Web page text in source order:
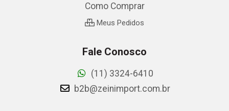
Como Comprar
Meus Pedidos
Fale Conosco
(11) 3324-6410
b2b@zeinimport.com.br